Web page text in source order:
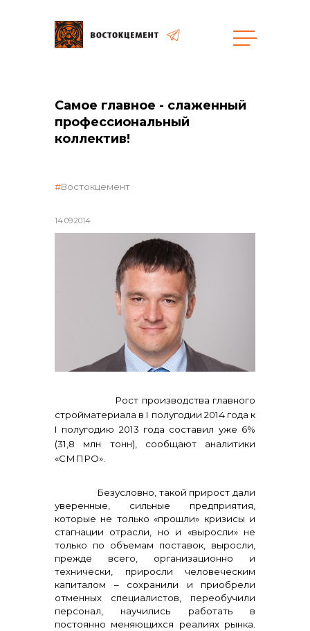
реализация неликвидов
контакты отдела закупок
Самое главное - слаженный
профессиональный
коллектив!
14.09.2014
Востокцемент
Рост производства главного
стройматериала в I полугодии 2014 года к
I полугодию 2013 года составил уже 6%
(31,8 млн тонн), сообщают аналитики
«СМПРО».
Безусловно, такой прирост дали
уверенные, сильные предприятия,
которые не только «прошли» кризисы и
стагнации отрасли, но и «выросли» не
только по объемам поставок, выросли,
прежде всего, организационно и
технически, приросли человеческим
капиталом – сохранили и приобрели
отменных специалистов, переобучили
персонал, научились работать в
постоянно меняющихся реалиях рынка.